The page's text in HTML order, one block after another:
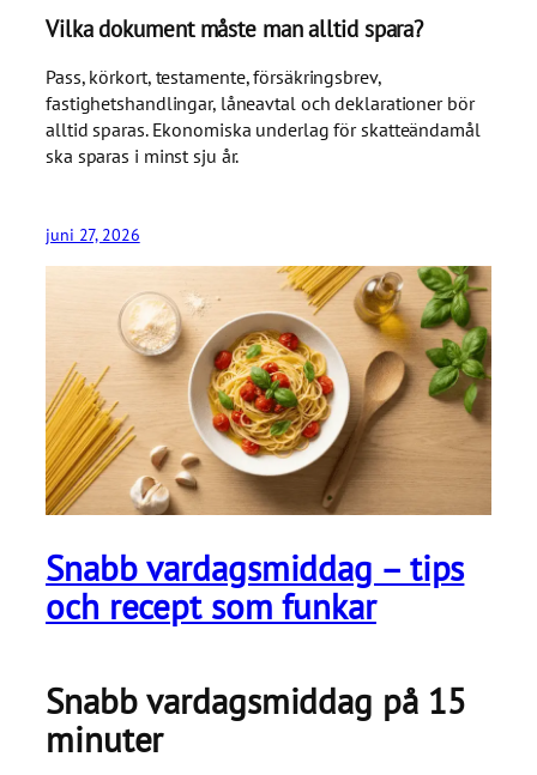
Vilka dokument måste man alltid spara?
Pass, körkort, testamente, försäkringsbrev,
fastighetshandlingar, låneavtal och deklarationer bör
alltid sparas. Ekonomiska underlag för skatteändamål
ska sparas i minst sju år.
juni 27, 2026
Snabb vardagsmiddag – tips
och recept som funkar
Snabb vardagsmiddag på 15
minuter